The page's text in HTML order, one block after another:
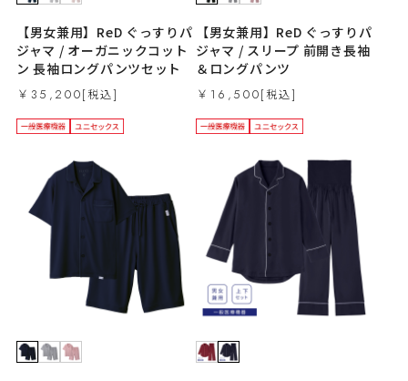
【男女兼用】ReD ぐっすりパ
ジャマ / オーガニックコット
ン 長袖ロングパンツセット
￥35,200
【男女兼用】ReD ぐっすりパ
ジャマ / スリープ 前開き長袖
＆ロングパンツ
￥16,500